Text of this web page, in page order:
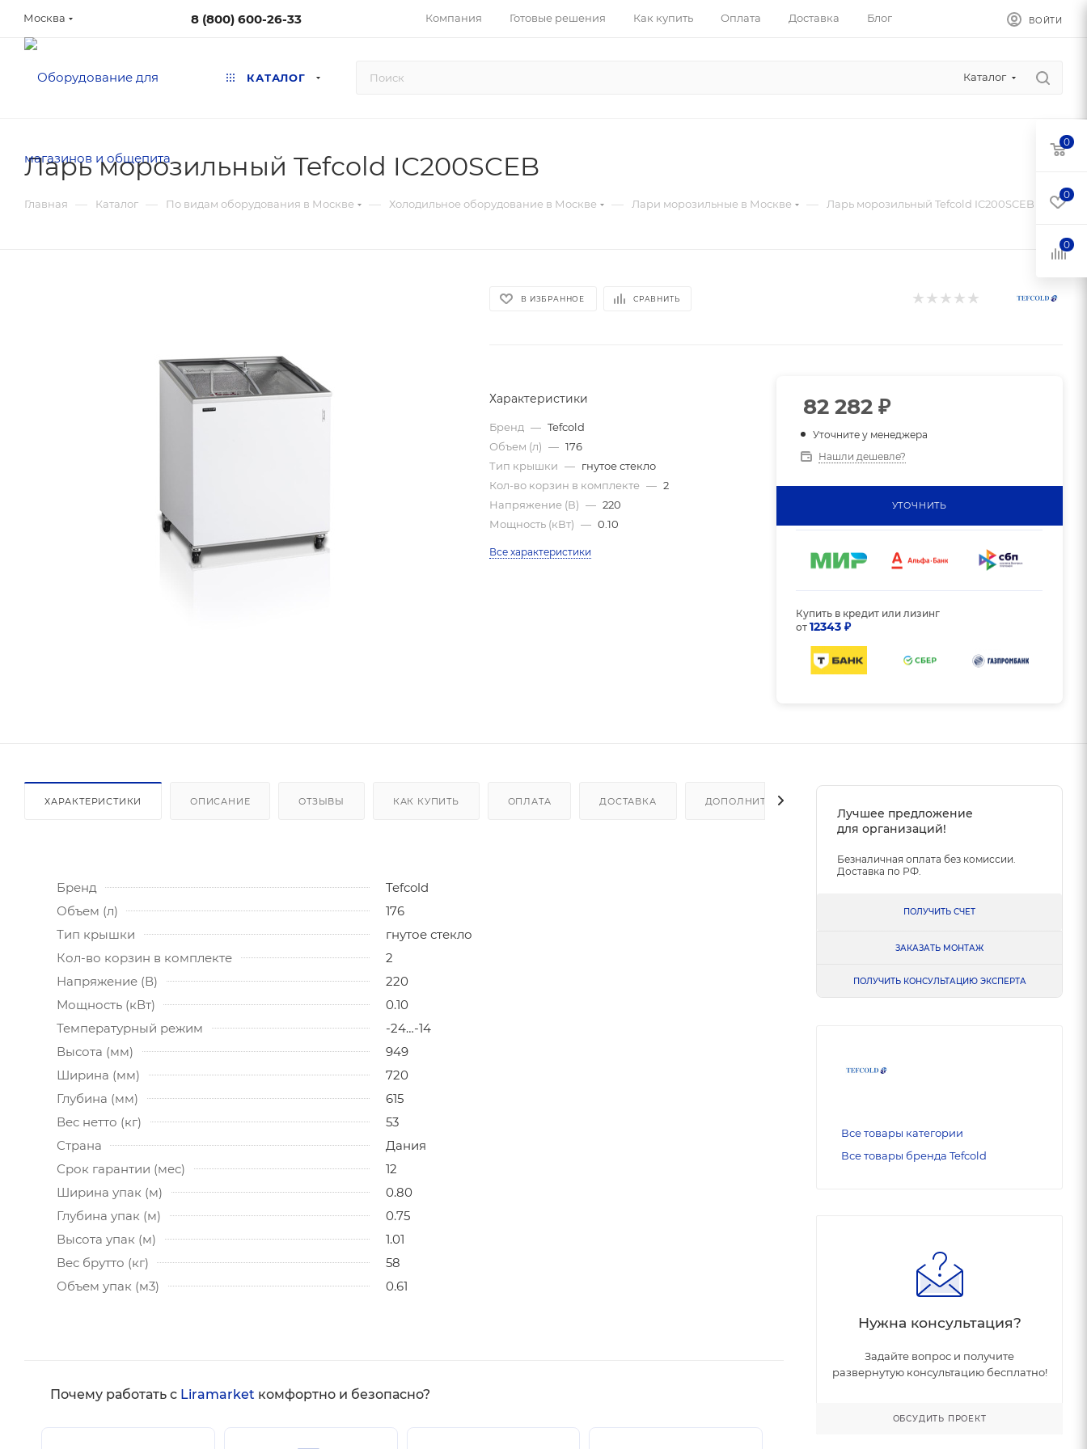
Москва 8 (800) 600-26-33 Компания Готовые решения Как купить Оплата Доставка Блог ВОЙТИ
КАТАЛОГ Каталог
Ларь морозильный Tefcold IC200SCEB
Главная — Каталог — По видам оборудования в Москве — Холодильное оборудование в Москве — Лари морозильные в Москве — Ларь морозильный Tefcold IC200SCEB
В ИЗБРАННОЕ СРАВНИТЬ
Характеристики
Бренд — Tefcold
Объем (л) — 176
Тип крышки — гнутое стекло
Кол-во корзин в комплекте — 2
Напряжение (В) — 220
Мощность (кВт) — 0.10
Все характеристики
82 282₽
Уточните у менеджера
Нашли дешевле?
УТОЧНИТЬ
Купить в кредит или лизинг
от12343 ₽
ХАРАКТЕРИСТИКИ ОПИСАНИЕ ОТЗЫВЫ КАК КУПИТЬ ОПЛАТА ДОСТАВКА ДОПОЛНИТЕЛЬНО
Бренд
Tefcold
Объем (л)
176
Тип крышки
гнутое стекло
Кол-во корзин в комплекте
2
Напряжение (В)
220
Мощность (кВт)
0.10
Температурный режим
-24…-14
Высота (мм)
949
Ширина (мм)
720
Глубина (мм)
615
Вес нетто (кг)
53
Страна
Дания
Срок гарантии (мес)
12
Ширина упак (м)
0.80
Глубина упак (м)
0.75
Высота упак (м)
1.01
Вес брутто (кг)
58
Объем упак (м3)
0.61
Почему работать с Liramarket комфортно и безопасно?
Лучшее предложение
для организаций!
Безналичная оплата без комиссии.
Доставка по РФ.
ПОЛУЧИТЬ СЧЕТ
ЗАКАЗАТЬ МОНТАЖ
ПОЛУЧИТЬ КОНСУЛЬТАЦИЮ ЭКСПЕРТА
Все товары категории
Все товары бренда Tefcold
Нужна консультация?
Задайте вопрос и получите
развернутую консультацию бесплатно!
ОБСУДИТЬ ПРОЕКТ
0
0
0